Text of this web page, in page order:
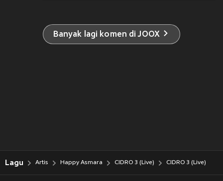
Banyak lagi komen di JOOX
Lagu Artis Happy Asmara CIDRO 3 (Live) CIDRO 3 (Live)